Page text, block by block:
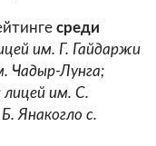
среди
им. Г. Гайдаржи
Чадыр-Лунга;
им. С.
Янакогло с.